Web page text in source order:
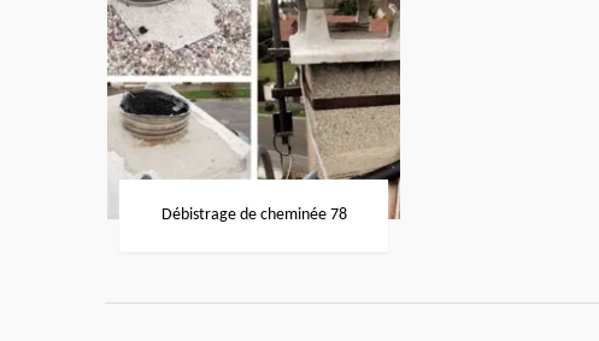
Débistrage de cheminée 78